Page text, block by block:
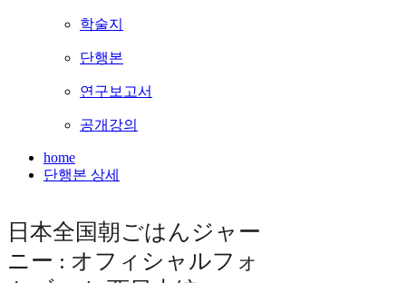
학술지
단행본
연구보고서
공개강의
home
단행본 상세
日本全国朝ごはんジャー
ニー : オフィシャルフォ